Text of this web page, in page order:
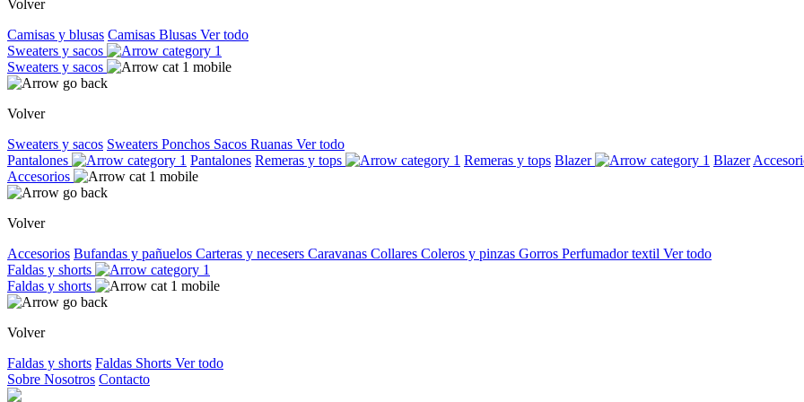
Volver
Camisas y blusas Camisas Blusas Ver todo
Sweaters y sacos
Sweaters y sacos
Volver
Sweaters y sacos Sweaters Ponchos Sacos Ruanas Ver todo
Pantalones
Pantalones Remeras y tops Remeras y tops Blazer Blazer
Accesorios
Volver
Accesorios Bufandas y pañuelos Carteras y necesers Caravanas Collares Coleros y pinzas Gorros Perfumador textil Ver todo
Faldas y shorts
Faldas y shorts
Volver
Faldas y shorts Faldas Shorts Ver todo
Sobre Nosotros Contacto